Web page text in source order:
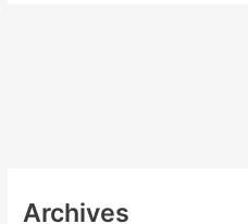
Archives